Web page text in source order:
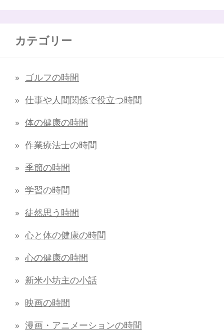
カテゴリー
ゴルフの時間
仕事や人間関係で役立つ時間
体の健康の時間
作業療法士の時間
季節の時間
学習の時間
徒然思う時間
心と体の健康の時間
心の健康の時間
新米小坊主の小話
映画の時間
漫画・アニメーションの時間